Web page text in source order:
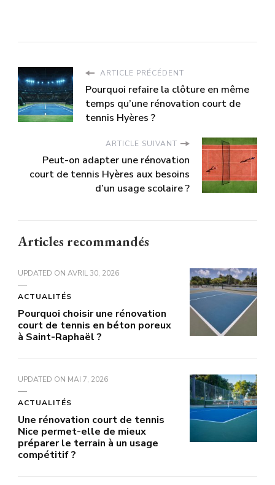
ARTICLE PRÉCÉDENT
Pourquoi refaire la clôture en même
temps qu’une rénovation court de
tennis Hyères ?
ARTICLE SUIVANT
Peut-on adapter une rénovation
court de tennis Hyères aux besoins
d’un usage scolaire ?
Articles recommandés
UPDATED ON AVRIL 30, 2026
ACTUALITÉS
Pourquoi choisir une rénovation
court de tennis en béton poreux
à Saint-Raphaël ?
UPDATED ON MAI 7, 2026
ACTUALITÉS
Une rénovation court de tennis
Nice permet-elle de mieux
préparer le terrain à un usage
compétitif ?